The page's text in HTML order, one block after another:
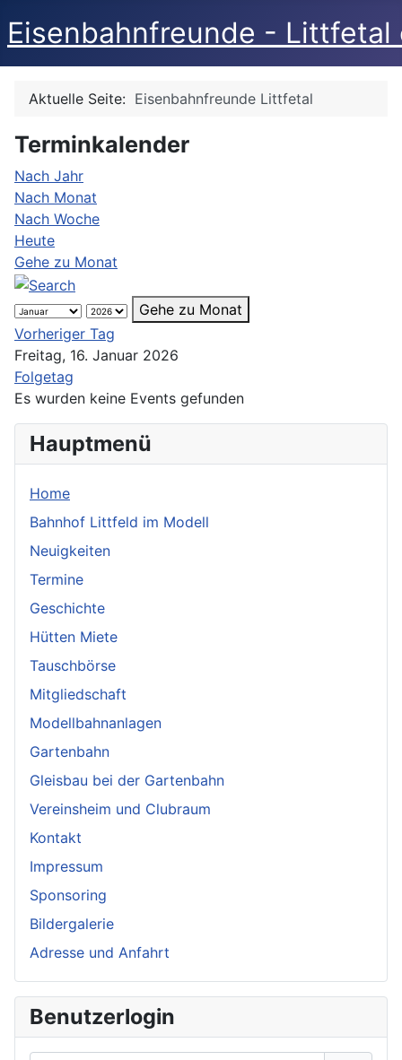
Eisenbahnfreunde - Littfetal
Aktuelle Seite: Eisenbahnfreunde Littfetal
Terminkalender
Nach Jahr
Nach Monat
Nach Woche
Heute
Gehe zu Monat
Gehe zu Monat
Vorheriger Tag
Freitag, 16. Januar 2026
Folgetag
Es wurden keine Events gefunden
Hauptmenü
Home
Bahnhof Littfeld im Modell
Neuigkeiten
Termine
Geschichte
Hütten Miete
Tauschbörse
Mitgliedschaft
Modellbahnanlagen
Gartenbahn
Gleisbau bei der Gartenbahn
Vereinsheim und Clubraum
Kontakt
Impressum
Sponsoring
Bildergalerie
Adresse und Anfahrt
Benutzerlogin